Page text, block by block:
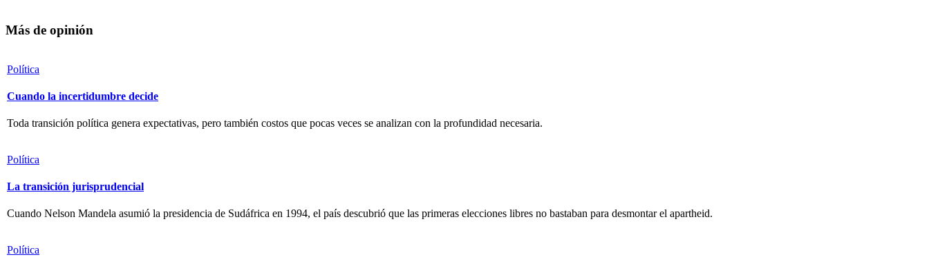
Más de opinión
Política
Cuando la incertidumbre decide
Toda transición política genera expectativas, pero también costos que pocas veces se analizan con la profundidad necesaria.
Política
La transición jurisprudencial
Cuando Nelson Mandela asumió la presidencia de Sudáfrica en 1994, el país descubrió que las primeras elecciones libres no bastaban para desmontar el apartheid.
Política